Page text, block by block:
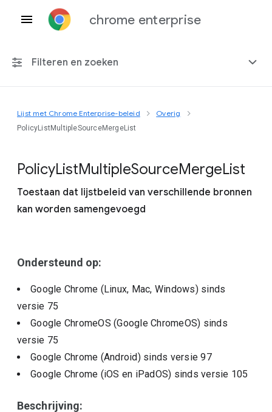
chrome enterprise
Filteren en zoeken
Elk platform
Inclusief beëindigd beleid
Lijst met Chrome Enterprise-beleid Overig
PolicyListMultipleSourceMergeList
PolicyListMultipleSourceMergeList
Toestaan dat lijstbeleid van verschillende bronnen
kan worden samengevoegd
Ondersteund op:
Google Chrome (Linux, Mac, Windows) sinds
versie 75
Google ChromeOS (Google ChromeOS) sinds
versie 75
Google Chrome (Android) sinds versie97
Google Chrome (iOS en iPadOS) sinds versie 105
Beschrijving: